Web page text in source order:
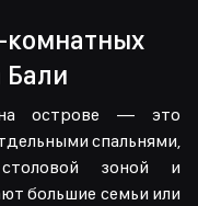
Бали
на острове — это
спальнями,
зоной и
большие семьи или